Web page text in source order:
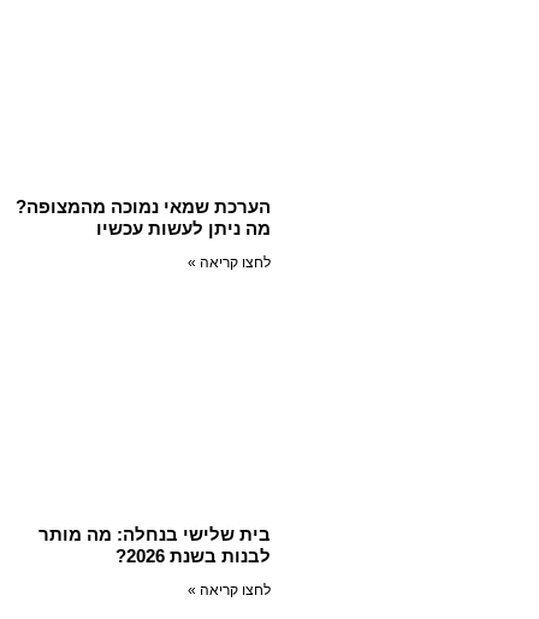
הערכת שמאי נמוכה מהמצופה?
מה ניתן לעשות עכשיו
לחצו קריאה »
בית שלישי בנחלה: מה מותר
לבנות בשנת 2026?
לחצו קריאה »